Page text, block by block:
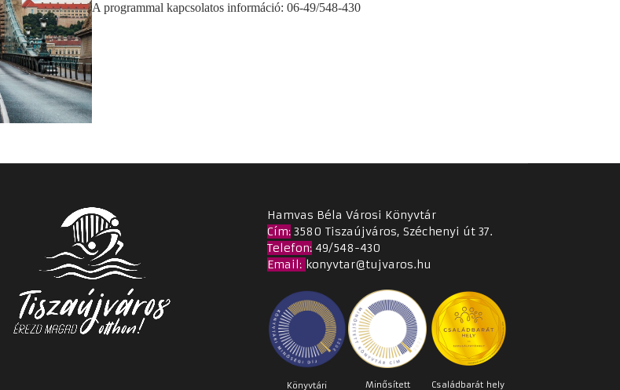
A programmal kapcsolatos információ: 06-49/548-430
Hamvas Béla Városi Könyvtár
Cím:3580 Tiszaújváros, Széchenyi út 37.
Telefon:49/548-430
Email: konyvtar@tujvaros.hu
Könyvtári Minősített Családbarát hely